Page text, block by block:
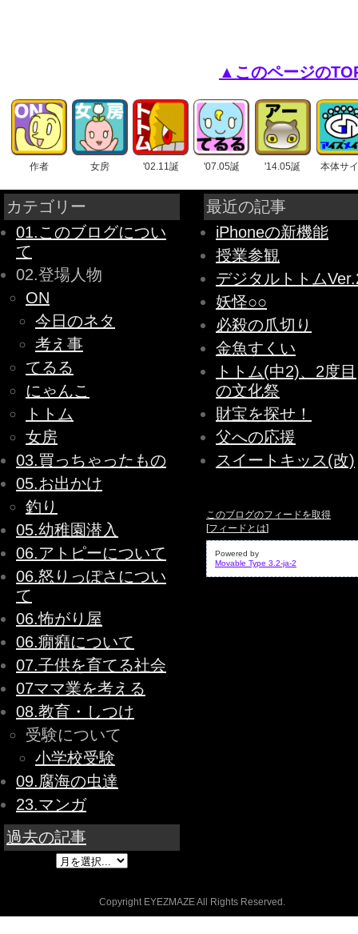
▲このページの
作者 女房 '02.11誕 '07.05誕 '14.05誕 本体サ
カテゴリー
01.このブログについ
て
02.登場人物
ON
今日のネタ
考え事
てるる
にゃんこ
トトム
女房
03.買っちゃったもの
05.お出かけ
釣り
05.幼稚園潜入
06.アトピーについて
06.怒りっぽさについ
て
06.怖がり屋
06.癇癪について
07.子供を育てる社会
07ママ業を考える
08.教育・しつけ
受験について
小学校受験
09.腐海の虫達
23.マンガ
過去の記事
最近の記事
iPhoneの新機能
授業参観
デジタルトトム
妖怪○○
必殺の爪切り
金魚すくい
トトム(中2)、2度目
の文化祭
財宝を探せ！
父への応援
スイートキッス(改)
このブログのフィードを取得
[フィードとは]
Powered by
Movable Type 3.2-ja-2
Copyright EYEZMAZE All Rights Reserved.